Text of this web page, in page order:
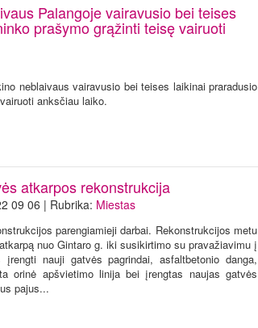
Palangoje vairavusio bei teises
prašymo grąžinti teisę vairuoti
neblaivaus vairavusio bei teises laikinai praradusio
anksčiau laiko.
atkarpos rekonstrukcija
09 06 | Rubrika: Miestas
parengiamieji darbai. Rekonstrukcijos metu
nuo Gintaro g. iki susikirtimo su pravažiavimu į
nauji gatvės pagrindai, asfaltbetonio danga,
orinė apšvietimo linija bei įrengtas naujas gatvės
pajus...